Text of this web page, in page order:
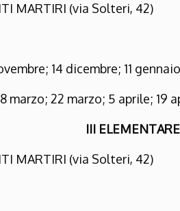
MARTIRI (via Solteri, 42)
14 dicembre; 11
marzo; 22 marzo; 5 aprile; 19
III ELEMENTARE
MARTIRI (via Solteri, 42)